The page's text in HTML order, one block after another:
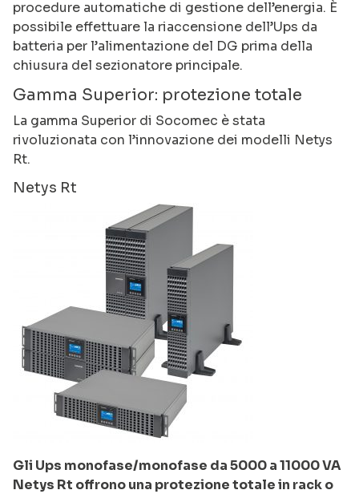
procedure automatiche di gestione dell’energia. È
possibile effettuare la riaccensione dell’Ups da
batteria per l’alimentazione del DG prima della
chiusura del sezionatore principale.
Gamma Superior: protezione totale
La gamma Superior di Socomec è stata
rivoluzionata con l’innovazione dei modelli Netys
Rt.
Netys Rt
Gli Ups monofase/monofase da 5000 a 11000 VA
Netys Rt offrono una protezione totale in rack o